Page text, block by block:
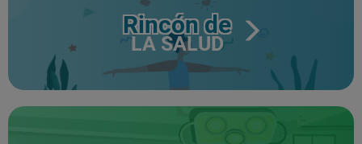
Rincón de
LA SALUD